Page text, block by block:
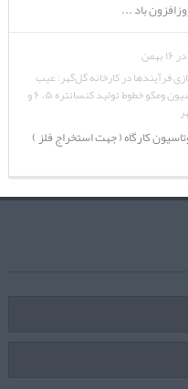
باد ...
در ۱۶ بهمن
فرآیندها در کارخانه گل‌گهر: عیب
یابی فرآیندی سلول‌های فلوتاسیون ومکو خطوط تولید کنسانتره ۵، ۶ و
کارگاه ( جهت استخراج فلز )